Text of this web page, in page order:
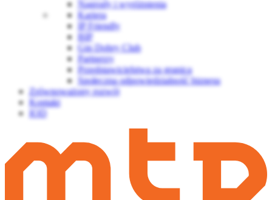
Nagrody i wyróżnienia
Kariera
IP Friendly
BIP
Gin Dobry Club
Partnerzy
Przedstawicielstwa za granicą
Społeczna odpowiedzialność biznesu
Zrównoważony rozwój
Kontakt
IOD